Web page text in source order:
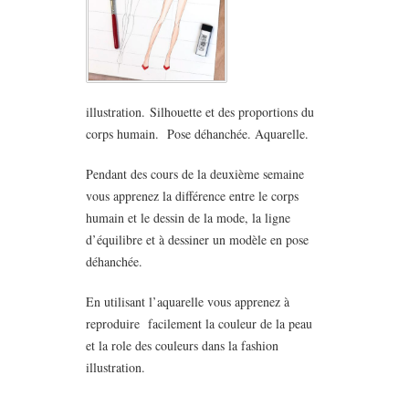
illustration. Silhouette et des proportions du
corps humain. Pose déhanchée. Aquarelle.
Pendant des cours de la deuxième semaine
vous apprenez la différence entre le corps
humain et le dessin de la mode, la ligne
d’équilibre et à dessiner un modèle en pose
déhanchée.
En utilisant l’aquarelle vous apprenez à
reproduire facilement la couleur de la peau
et la role des couleurs dans la fashion
illustration.